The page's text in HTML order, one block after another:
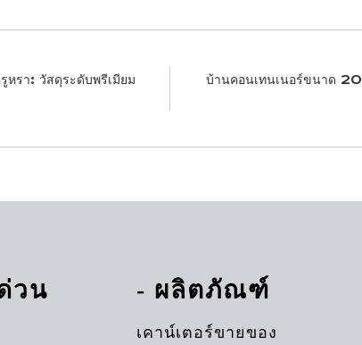
หรา: วัสดุระดับพรีเมียม
บ้านคอนเทนเนอร์ขนาด
วน - ผลิตภัณฑ์
เคาน์เตอร์ขายของ